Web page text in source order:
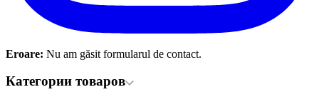
Eroare: Nu am găsit formularul de contact.
Категории товаров